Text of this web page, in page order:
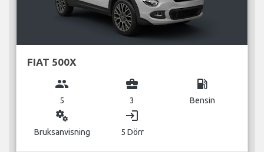
FIAT 500X
group
5
business_center
3
local_gas_station
Bensin
miscellaneous_services
Bruksanvisning
login
5 Dörr